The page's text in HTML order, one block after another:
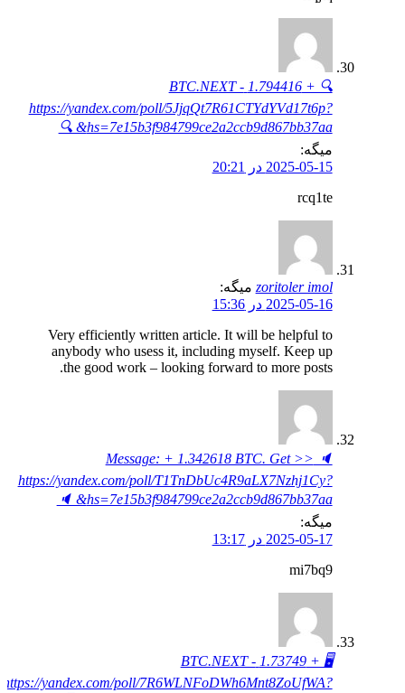
🔍 + 1.794416 BTC.NEXT -
https://yandex.com/poll/5JjqQt7R61CTYdYVd17t6p?
hs=7e15b3f984799ce2a2ccb9d867bb37aa& 🔍
میگه:
2025-05-15 در 20:21
rcq1te
zoritoler imol میگه:
2025-05-16 در 15:36
Very efficiently written article. It will be helpful to
anybody who usess it, including myself. Keep up
the good work – looking forward to more posts.
🔈 Message: + 1.342618 BTC. Get >>
https://yandex.com/poll/T1TnDbUc4R9aLX7Nzhj1Cy?
hs=7e15b3f984799ce2a2ccb9d867bb37aa& 🔈
میگه:
2025-05-17 در 13:17
mi7bq9
🖥 + 1.73749 BTC.NEXT -
https://yandex.com/poll/7R6WLNFoDWh6Mnt8ZoUfWA?